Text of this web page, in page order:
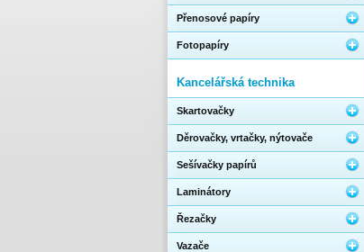
Přenosové papíry
Fotopapíry
Kancelářská technika
Skartovačky
Děrovačky, vrtačky, nýtovače
Sešívačky papírů
Laminátory
Řezačky
Vazače